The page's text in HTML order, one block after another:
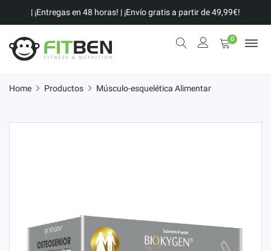
| ¡Entregas en 48 horas! | ¡Envío gratis a partir de 49,99€!
0
Home Productos Músculo-esquelética Alimentar